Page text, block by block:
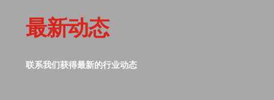
最新动态
联系我们获得最新的行业动态